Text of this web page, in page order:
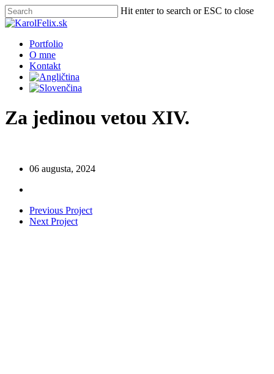
Skip
to
content
Hit enter to search or ESC to close
Close
Menu
Portfolio
O mne
Kontakt
Za jedinou vetou XIV.
06 augusta, 2024
Previous Project
Next Project